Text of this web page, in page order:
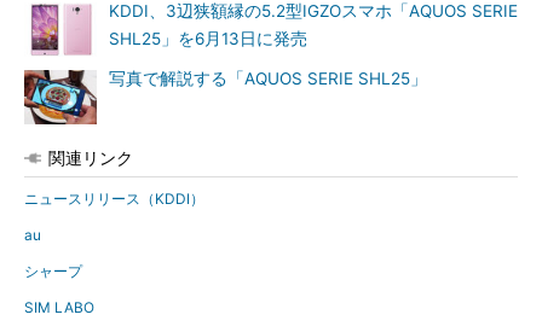
KDDI、3辺狭額縁の5.2型IGZOスマホ「AQUOS SERIE
SHL25」を6月13日に発売
写真で解説する「AQUOS SERIE SHL25」
関連リンク
ニュースリリース（KDDI）
au
シャープ
SIM LABO